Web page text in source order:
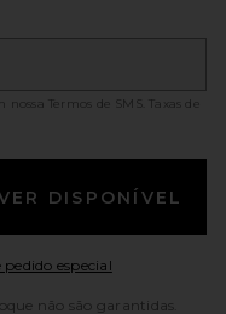
nossa Termos de SMS
. Taxas de
DISPONÍVEL
especialOpens in a
não são garantidas.